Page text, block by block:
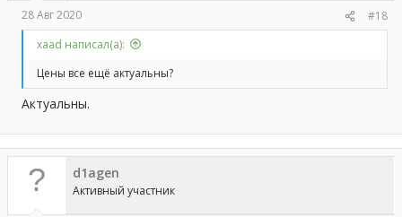
28 Авг 2020
#18
xaad написал(а):
Цены все ещё актуальны?
Актуальны.
d1agen
Активный участник